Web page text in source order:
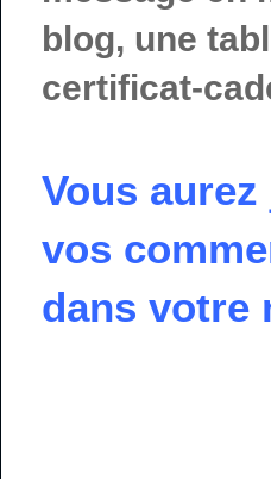
blog, une
certificat-
Vous
vos
dans votre